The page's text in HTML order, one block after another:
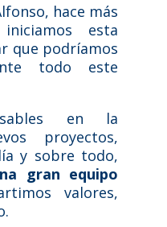
hace más
esta
que podríamos
todo este
en la
proyectos,
y sobre todo,
gran equipo
valores,